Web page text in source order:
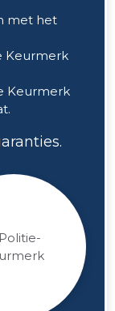
met het
Keurmerk
Keurmerk